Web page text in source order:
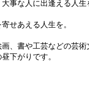
事な人に出逢える人生
せあえる人生を。
、書や工芸などの芸
下がりです。